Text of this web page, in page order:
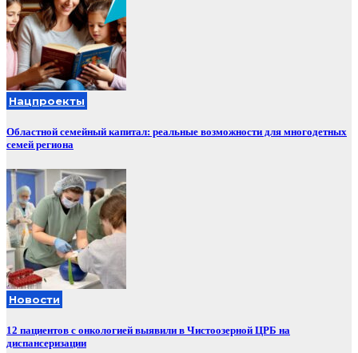
Нацпроекты
Областной семейный капитал: реальные возможности для многодетных
семей региона
Новости
12 пациентов с онкологией выявили в Чистоозерной ЦРБ на
диспансеризации